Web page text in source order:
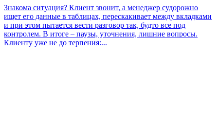
Знакома ситуация? Клиент звонит, а менеджер судорожно
ищет его данные в таблицах, перескакивает между вкладками
и при этом пытается вести разговор так, будто все под
контролем. В итоге – паузы, уточнения, лишние вопросы.
Клиенту уже не до терпения:...